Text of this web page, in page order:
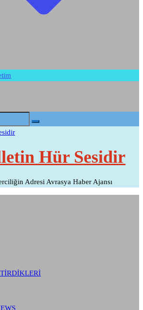
Hür Sesidir
Adresi Avrasya Haber Ajansı